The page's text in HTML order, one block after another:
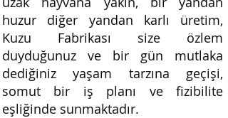
huzur diğer yandan karlı üretim,
Kuzu Fabrikası size özlem
duyduğunuz ve bir gün mutlaka
dediğiniz yaşam tarzına geçişi,
somut bir iş planı ve fizibilite
eşliğinde sunmaktadır.